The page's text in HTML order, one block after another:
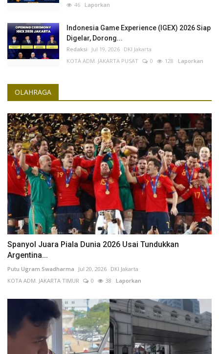
46 Laporkan
Indonesia Game Experience (IGEX) 2026 Siap
Digelar, Dorong...
Redaksi Jul 19, 2026 DKI Jakarta
KOTA ADM. JAKARTA PUSAT
0 128 Laporkan
OLAHRAGA
Spanyol Juara Piala Dunia 2026 Usai Tundukkan
Argentina...
Putu Ugram Swadharma Jul 20, 2026 DKI Jakarta
KOTA ADM. JAKARTA TIMUR
0 38 Laporkan